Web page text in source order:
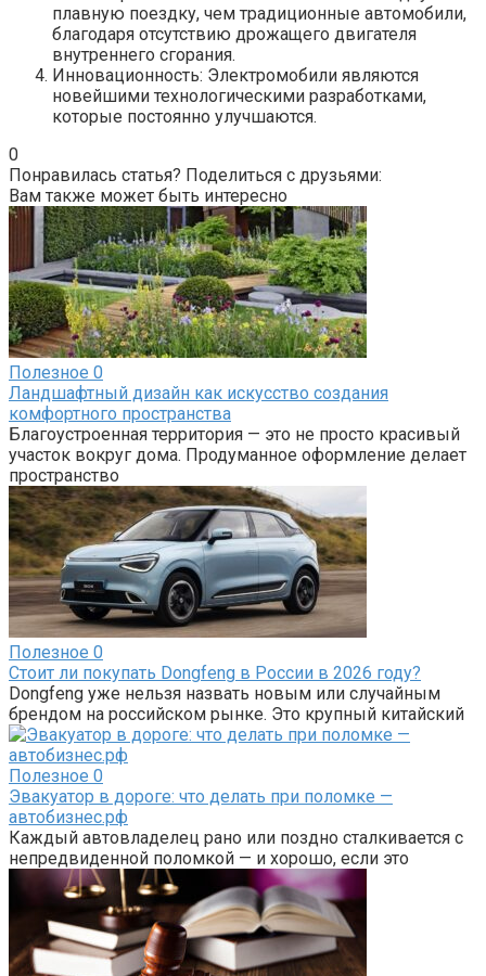
плавную поездку, чем традиционные автомобили,
благодаря отсутствию дрожащего двигателя
внутреннего сгорания.
Инновационность: Электромобили являются
новейшими технологическими разработками,
которые постоянно улучшаются.
0
Понравилась статья? Поделиться с друзьями:
Вам также может быть интересно
Полезное 0
Ландшафтный дизайн как искусство создания
комфортного пространства
Благоустроенная территория — это не просто красивый
участок вокруг дома. Продуманное оформление делает
пространство
Полезное 0
Стоит ли покупать Dongfeng в России в 2026 году?
Dongfeng уже нельзя назвать новым или случайным
брендом на российском рынке. Это крупный китайский
Полезное 0
Эвакуатор в дороге: что делать при поломке —
автобизнес.рф
Каждый автовладелец рано или поздно сталкивается с
непредвиденной поломкой — и хорошо, если это